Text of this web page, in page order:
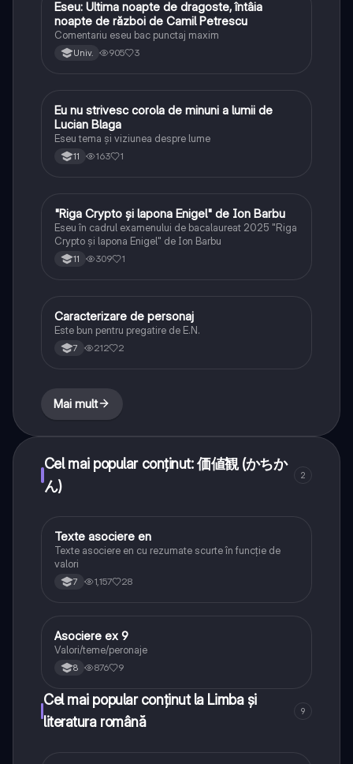
Limba și literatura română
Eseu: Ultima noapte de dragoste, întâia
noapte de război de Camil Petrescu
Comentariu eseu bac punctaj maxim
Univ. 905 3
Limba și literatura română
Eu nu strivesc corola de minuni a lumii de
Lucian Blaga
Eseu tema și viziunea despre lume
11 163 1
Limba și literatura română
"Riga Crypto și lapona Enigel" de Ion Barbu
Eseu în cadrul examenului de bacalaureat 2025 "Riga
Crypto și lapona Enigel" de Ion Barbu
11 309 1
Limba și literatura română
Caracterizare de personaj
Este bun pentru pregatire de E.N.
7 212 2
Mai mult
Cel mai popular conținut: 価値観 (かちか
ん)
2
Limba și literatura română
Texte asociere en
Texte asociere en cu rezumate scurte în funcție de
valori
7 1,157 28
Limba și literatura română
Asociere ex 9
Valori/teme/peronaje
8 876 9
Cel mai popular conținut la Limba și
literatura română
9